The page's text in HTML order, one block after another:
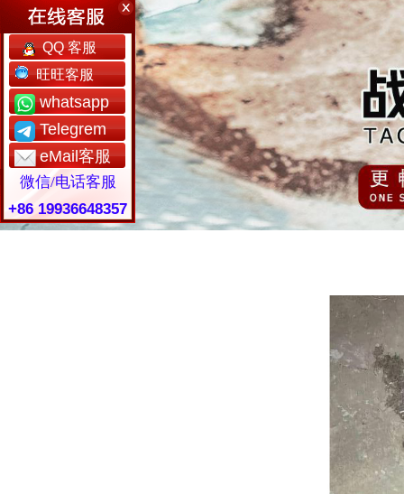
QQ 客服
旺旺客服
whatsapp
Telegrem
eMail客服
微信/电话客服
+86 19936648357